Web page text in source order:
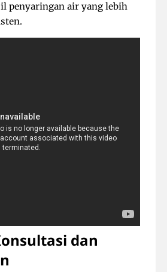
penyaringan air yang lebih
dan